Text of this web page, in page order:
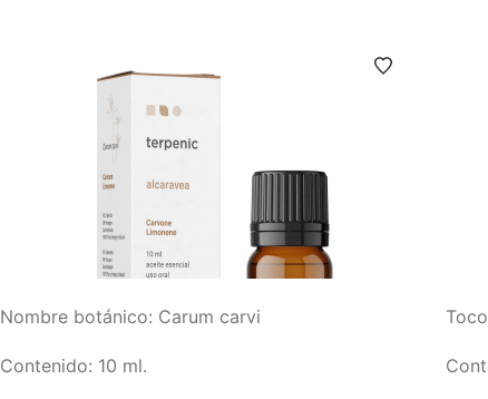
Nombre botánico: Carum carvi
Contenido: 10 ml.